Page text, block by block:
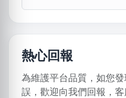
熱心回報
為維護平台品質，如您
誤，歡迎向我們回報，客